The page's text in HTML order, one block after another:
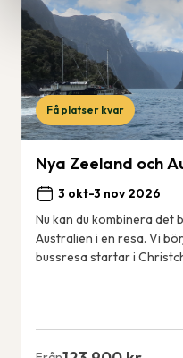
Få platser kvar
Nya Zeeland och
3 okt-3 nov 2026
Nu kan du kombinera det
Australien i en resa. Vi
bussresa startar i